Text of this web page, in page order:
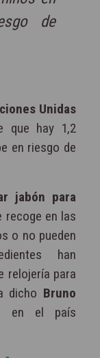
de
Unidas
que hay 1,2
en riesgo de
jabón para
recoge en las
o no pueden
han
relojería para
dicho Bruno
en el país